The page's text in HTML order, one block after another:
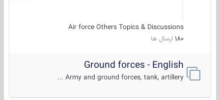
Air force Others Topics & Discussions
180 ارسال ها
Ground forces - English
Army and ground forces, tank, artillery ...